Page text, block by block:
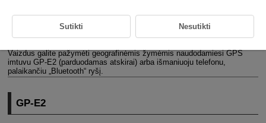
Išmanusis telefonas
Vaizdus galite pažymėti geografinėmis žymėmis naudodamiesi GPS
imtuvu GP-E2(parduodamas atskirai) arba išmaniuoju telefonu,
palaikančiu „Bluetooth“ ryšį.
GP-E2
Sutikti Nesutikti